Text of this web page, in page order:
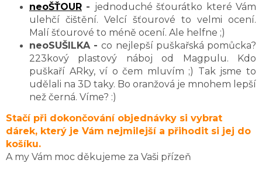
neoŠŤOUR - jednoduché šťourátko které Vám
ulehčí čištění. Velcí šťourové to velmi ocení.
Malí šťourové to méně ocení. Ale helfne ;)
neoSUŠILKA -co nejlepší puškařská pomůcka?
223kový plastový náboj od Magpulu. Kdo
puškaří ARky, ví o čem mluvím ;) Tak jsme to
udělali na 3D taky. Bo oranžová je mnohem lepší
než černá. Víme? :)
Stačí při dokončování objednávky si vybrat
dárek, který je Vám nejmilejší a přihodit si jej do
košíku.
A my Vám moc děkujeme za Vaši přízeň